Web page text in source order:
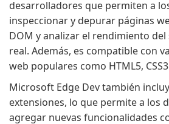
desarrolladores que permiten a
inspeccionar y depurar páginas
DOM y analizar el rendimiento
real. Además, es compatible con
web populares como HTML5,
Microsoft Edge Dev también
extensiones, lo que permite a los
agregar nuevas funcionalidades